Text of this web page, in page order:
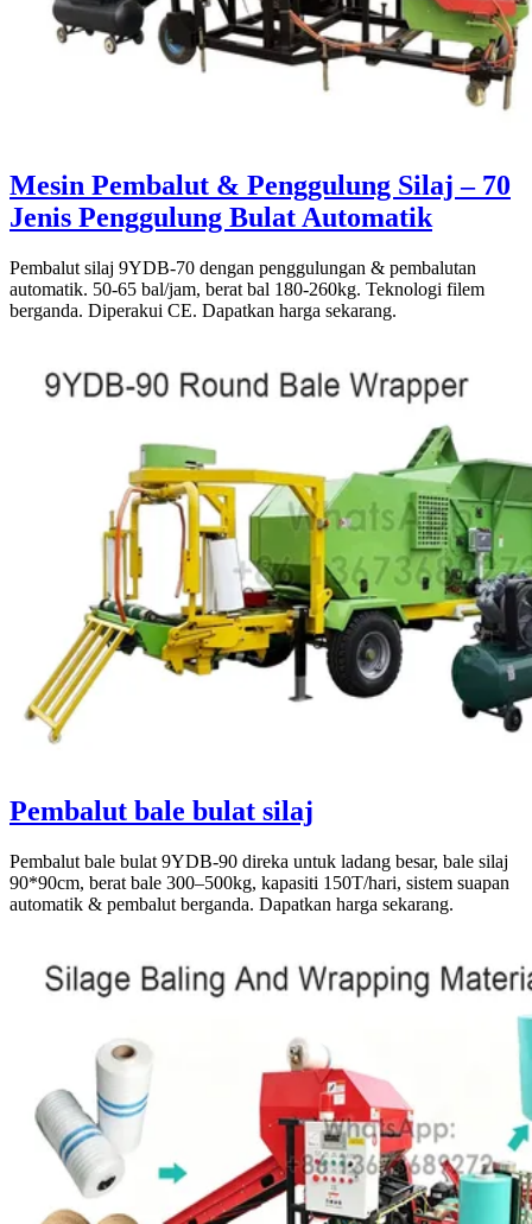
Mesin Pembalut & Penggulung Silaj – 70
Jenis Penggulung Bulat Automatik
Pembalut silaj 9YDB-70 dengan penggulungan & pembalutan
automatik. 50-65 bal/jam, berat bal 180-260kg. Teknologi filem
berganda. Diperakui CE. Dapatkan harga sekarang.
Pembalut bale bulat silaj
Pembalut bale bulat 9YDB-90 direka untuk ladang besar, bale silaj
90*90cm, berat bale 300–500kg, kapasiti 150T/hari, sistem suapan
automatik & pembalut berganda. Dapatkan harga sekarang.